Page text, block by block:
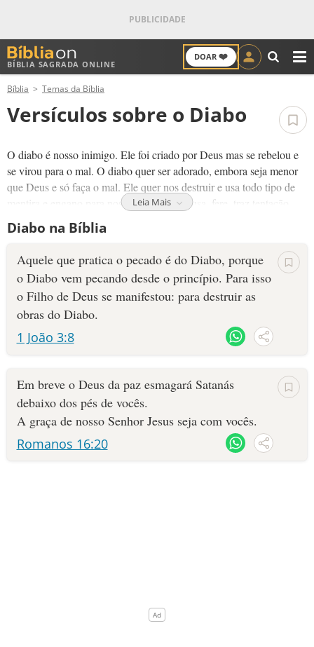
BÍBLIA SAGRADA ONLINE
DOAR ❤️
ANTIGO TESTAMENTO
VERSÍCULOS
VERSÍCULO DO DIA
PALAVRA DO DIA
SALMO DO DIA
DEVOCIONAL DIÁRIO
10 MANDAMENTOS
ESBOÇOS DE PREGAÇÃO
TEMAS
Bíblia Temas da Bíblia
Versículos sobre o Diabo
O diabo é nosso inimigo. Ele foi criado por Deus mas se rebelou e
se virou para o mal. O diabo quer ser adorado, embora seja menor
que Deus e só faça o mal. Ele quer nos destruir e usa todo tipo de
mentira e engano para nos prender. Ele acusa, fere, traz tentação,
finge ser bom, promete vantagens... mas no fim, ele destrói.
seu salvador pode resistir ao diabo e viver livre de seu poder. O
diabo sabe disso e fica zangado e tenta nos destruir mas Jesus nos
protege. Jesus é mais forte que o diabo!
Leia Mais
Diabo na Bíblia
Aquele que pratica o pecado é do Diabo, porque
o Diabo vem pecando desde o princípio. Para isso
o Filho de Deus se manifestou: para destruir as
obras do Diabo.
1 João 3:8
Em breve o Deus da paz esmagará Satanás
debaixo dos pés de vocês.
A graça de nosso Senhor Jesus seja com vocês.
Romanos 16:20